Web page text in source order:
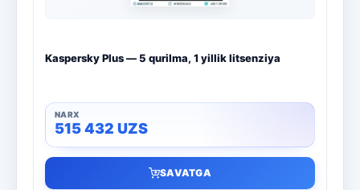
Kaspersky Plus — 5 qurilma, 1 yillik litsenziya
515 432 UZS
SAVATGA